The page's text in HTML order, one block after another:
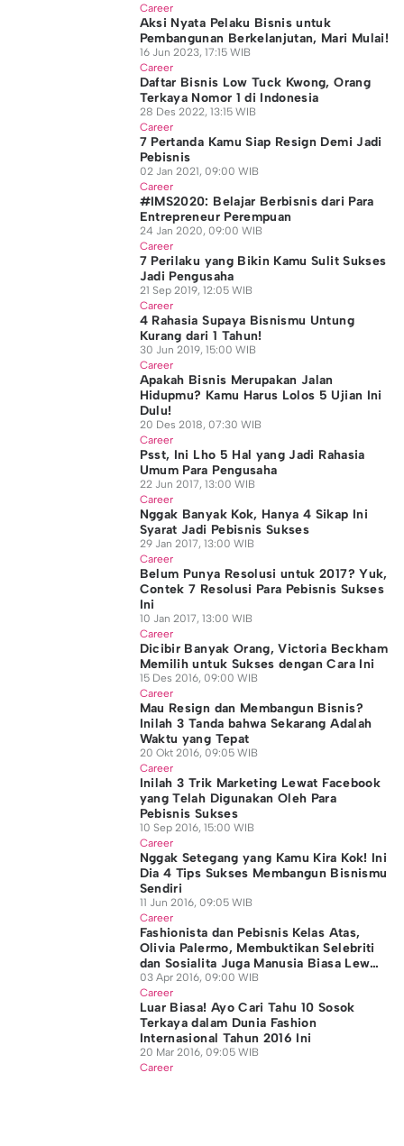
Career
Aksi Nyata Pelaku Bisnis untuk
Pembangunan Berkelanjutan, Mari Mulai!
16 Jun 2023, 17:15 WIB
Career
Daftar Bisnis Low Tuck Kwong, Orang
Terkaya Nomor 1 di Indonesia
28 Des 2022, 13:15 WIB
Career
7 Pertanda Kamu Siap Resign Demi Jadi
Pebisnis
02 Jan 2021, 09:00 WIB
Career
#IMS2020: Belajar Berbisnis dari Para
Entrepreneur Perempuan
24 Jan 2020, 09:00 WIB
Career
7 Perilaku yang Bikin Kamu Sulit Sukses
Jadi Pengusaha
21 Sep 2019, 12:05 WIB
Career
4 Rahasia Supaya Bisnismu Untung
Kurang dari 1 Tahun!
30 Jun 2019, 15:00 WIB
Career
Apakah Bisnis Merupakan Jalan
Hidupmu? Kamu Harus Lolos 5 Ujian Ini
Dulu!
20 Des 2018, 07:30 WIB
Career
Psst, Ini Lho 5 Hal yang Jadi Rahasia
Umum Para Pengusaha
22 Jun 2017, 13:00 WIB
Career
Nggak Banyak Kok, Hanya 4 Sikap Ini
Syarat Jadi Pebisnis Sukses
29 Jan 2017, 13:00 WIB
Career
Belum Punya Resolusi untuk 2017? Yuk,
Contek 7 Resolusi Para Pebisnis Sukses
Ini
10 Jan 2017, 13:00 WIB
Career
Dicibir Banyak Orang, Victoria Beckham
Memilih untuk Sukses dengan Cara Ini
15 Des 2016, 09:00 WIB
Career
Mau Resign dan Membangun Bisnis?
Inilah 3 Tanda bahwa Sekarang Adalah
Waktu yang Tepat
20 Okt 2016, 09:05 WIB
Career
Inilah 3 Trik Marketing Lewat Facebook
yang Telah Digunakan Oleh Para
Pebisnis Sukses
10 Sep 2016, 15:00 WIB
Career
Nggak Setegang yang Kamu Kira Kok! Ini
Dia 4 Tips Sukses Membangun Bisnismu
Sendiri
11 Jun 2016, 09:05 WIB
Career
Fashionista dan Pebisnis Kelas Atas,
Olivia Palermo, Membuktikan Selebriti
dan Sosialita Juga Manusia Biasa Lewat
3 Prinsip Ini
03 Apr 2016, 09:00 WIB
Career
Luar Biasa! Ayo Cari Tahu 10 Sosok
Terkaya dalam Dunia Fashion
Internasional Tahun 2016 Ini
20 Mar 2016, 09:05 WIB
Career